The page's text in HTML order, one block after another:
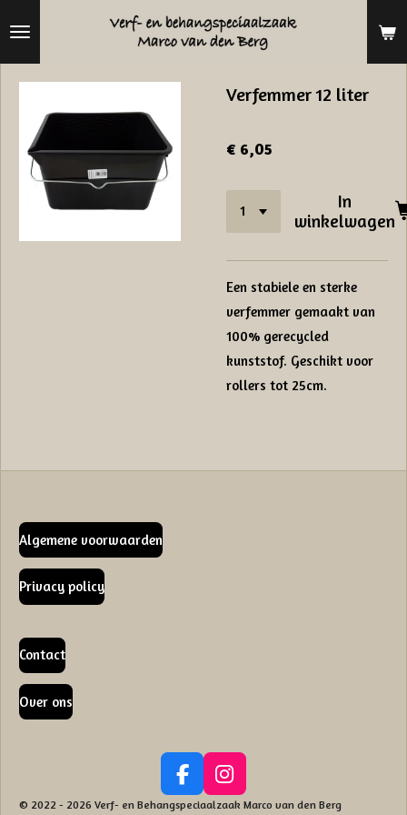
hoofdinhoud
Verfemmer 12 liter
€ 6,05
In
winkelwagen
Een stabiele en sterke
verfemmer gemaakt van
100% gerecycled
kunststof. Geschikt voor
rollers tot 25cm.
Algemene voorwaarden
Privacy policy
Contact
Over ons
F
a
I
n
© 2022 - 2026 Verf- en Behangspeciaalzaak Marco van den Berg